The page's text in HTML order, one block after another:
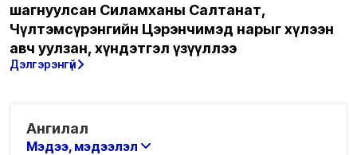
шагнуулсан Силамханы Салтанат,
Чүлтэмсүрэнгийн Цэрэнчимэд нарыг хүлээн
авч уулзан, хүндэтгэл үзүүллээ
Дэлгэрэнгүй
Ангилал
Мэдээ, мэдээлэл